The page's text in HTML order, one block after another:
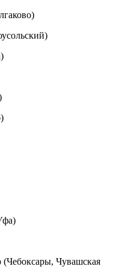
(Чебоксары, Чувашская